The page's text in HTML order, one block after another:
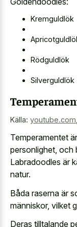
Kremguldlök
Rödguldlök
Silverguldlök
Källa: youtube.com
Temperamentet
personlighet, och
Labradoodles är
natur.
Båda raserna är
människor, vilket
Deras tilltalande